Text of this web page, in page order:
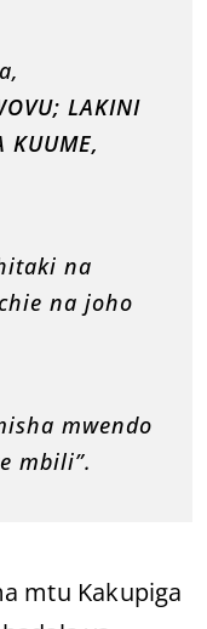
LAKINI
KUUME,
na
na joho
mwendo
mbili”.
mtu Kakupiga